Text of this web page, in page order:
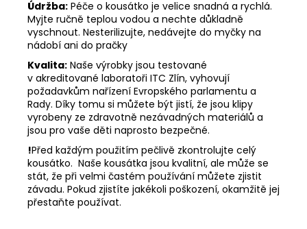
Údržba: Péče o kousátko je velice snadná a rychlá.
Myjte ručně teplou vodou a nechte důkladně
vyschnout. Nesterilizujte, nedávejte do myčky na
nádobí ani do pračky
Kvalita: Naše výrobky jsou testované
v akreditované laboratoři ITC Zlín, vyhovují
požadavkům nařízení Evropského parlamentu a
Rady. Díky tomu si můžete být jistí, že jsou klipy
vyrobeny ze zdravotně nezávadných materiálů a
jsou pro vaše děti naprosto bezpečné.
!Před každým použitím pečlivě zkontrolujte celý
kousátko. Naše kousátka jsou kvalitní, ale může se
stát, že při velmi častém používání můžete zjistit
závadu. Pokud zjistíte jakékoli poškození, okamžitě jej
přestaňte používat.